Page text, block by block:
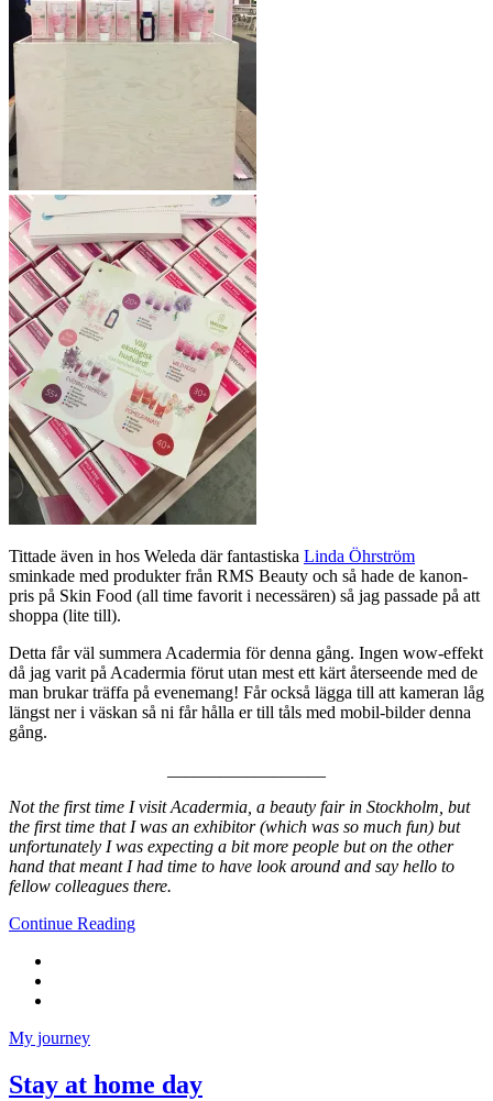
Tittade även in hos Weleda där fantastiska Linda Öhrström
sminkade med produkter från RMS Beauty och så hade de kanon-
pris på Skin Food (all time favorit i necessären) så jag passade på att
shoppa (lite till).
Detta får väl summera Acadermia för denna gång. Ingen wow-effekt
då jag varit på Acadermia förut utan mest ett kärt återseende med de
man brukar träffa på evenemang! Får också lägga till att kameran låg
längst ner i väskan så ni får hålla er till tåls med mobil-bilder denna
gång.
Not the first time I visit Acadermia, a beauty fair in Stockholm, but
the first time that I was an exhibitor (which was so much fun) but
unfortunately I was expecting a bit more people but on the other
hand that meant I had time to have look around and say hello to
fellow colleagues there.
Continue Reading
My journey
Stay at home day